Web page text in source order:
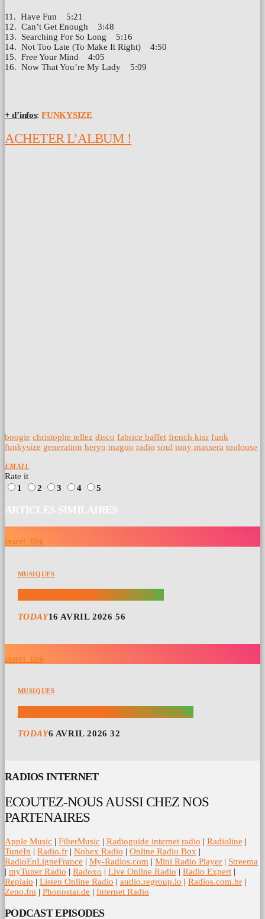
11. Have Fun 5:21
12. Can’t Get Enough 3:48
13. Searching For So Long 5:16
14. Not Too Late (To Make It Right) 4:50
15. Free Your Mind 4:05
16. Now That You’re My Lady 5:09
+ d’infos:FUNKYSIZE
ACHETER L’ALBUM !
boogie christophe tellez disco fabrice baffet french kiss funk
funkysize generation heryo magoo radio soul tony massera toulouse
EMAIL
Rate it
1
2 3 4 5
ARTICLES SIMILAIRES
insert_link
MUSIQUES
KAMIL RUSTAM « LISTEN UP! »
TODAY16 AVRIL 2026 56
insert_link
MUSIQUES
JARROD LAWSON « IF WE PRETEND »
TODAY6 AVRIL 2026 32
RADIOS INTERNET
ECOUTEZ-NOUS AUSSI CHEZ NOS
PARTENAIRES
Apple Music | FilterMusic | Radioguide internet radio | Radioline |
TuneIn | Radio.fr | Nobex Radio | Online Radio Box |
RadioEnLigneFrance | My-Radios.com | Mini Radio Player | Streema
| myTuner Radio | Radoxo | Live Online Radio | Radio Expert |
Replaio | Listen Online Radio | audio.regroup.io | Radios.com.br |
Zeno.fm | Phonostar.de | Internet Radio
PODCAST EPISODES